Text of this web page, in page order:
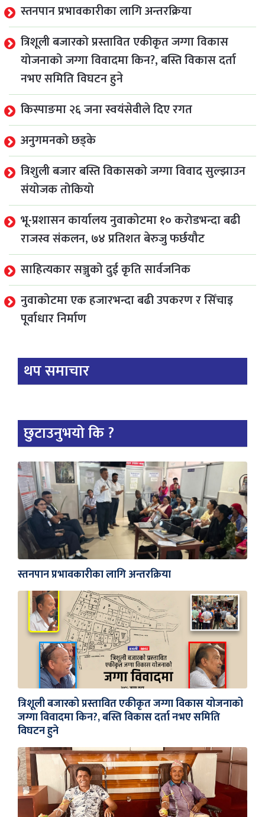
स्तनपान प्रभावकारीका लागि अन्तरक्रिया
त्रिशूली बजारको प्रस्तावित एकीकृत जग्गा विकास
योजनाको जग्गा विवादमा किन?, बस्ति विकास दर्ता
नभए समिति विघटन हुने
किस्पाङमा २६ जना स्वयंसेवीले दिए रगत
अनुगमनको छड्के
त्रिशुली बजार बस्ति विकासको जग्गा विवाद सुल्झाउन
संयोजक तोकियो
भू-प्रशासन कार्यालय नुवाकोटमा १० करोडभन्दा बढी
राजस्व संकलन, ७४ प्रतिशत बेरुजु फर्छयौट
साहित्यकार सञ्जुको दुई कृति सार्वजनिक
नुवाकोटमा एक हजारभन्दा बढी उपकरण र सिँचाइ
पूर्वाधार निर्माण
थप समाचार
छुटाउनुभयो कि ?
स्तनपान प्रभावकारीका लागि अन्तरक्रिया
त्रिशूली बजारको प्रस्तावित एकीकृत जग्गा विकास योजनाको
जग्गा विवादमा किन?, बस्ति विकास दर्ता नभए समिति
विघटन हुने